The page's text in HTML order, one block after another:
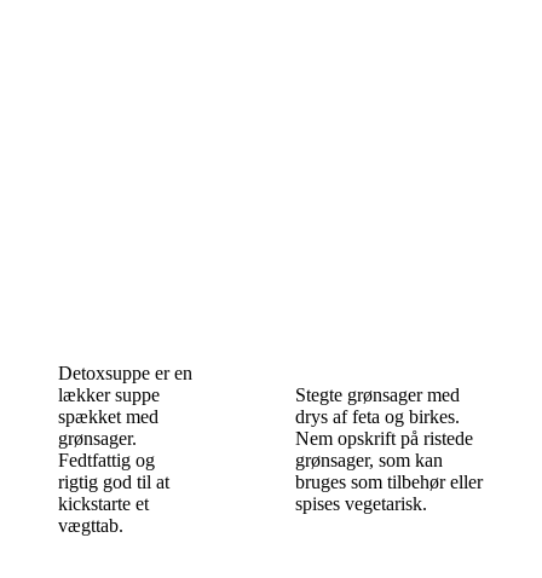
Detoxsuppe er en
lækker suppe
spækket med
grønsager.
Fedtfattig og
rigtig god til at
kickstarte et
vægttab.
Stegte grønsager med
drys af feta og birkes.
Nem opskrift på ristede
grønsager, som kan
bruges som tilbehør eller
spises vegetarisk.